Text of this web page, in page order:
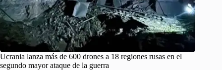
Ucrania lanza más de 600 drones a 18 regiones rusas en el
segundo mayor ataque de la guerra